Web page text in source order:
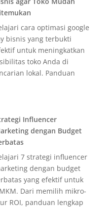
cara optimasi google
bisnis yang terbukti
untuk meningkatkan
toko Anda di
lokal. Panduan
Influencer
dengan Budget
7 strategi influencer
dengan budget
yang efektif untuk
Dari memilih mikro-
ROI, panduan lengkap